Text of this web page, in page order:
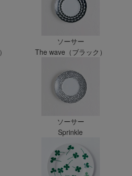
ソーサー
The wave（ブラック）
ソーサー
Sprinkle